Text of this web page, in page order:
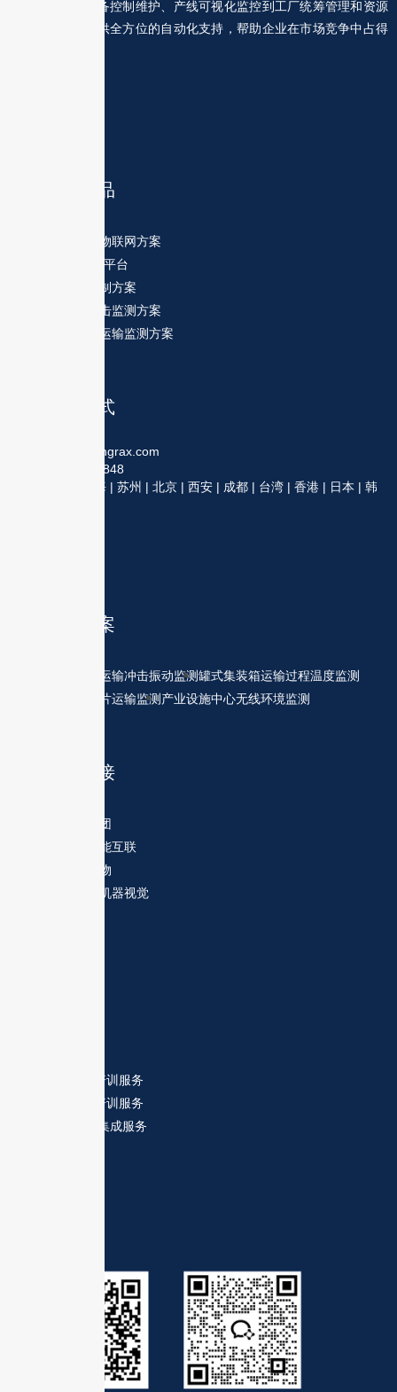
据采集监测、设备控制维护、产线可视化监控到工厂统筹管理和资源
规划，为客户提供全方位的自动化支持，帮助企业在市场竞争中占得
热门产品
一站式物联网方案
SCADA平台
运动控制方案
运输冲击监测方案
经济型运输监测方案
联系方式
sales@hongrax.com
400-999-3848
分部：上海 | 苏州 | 北京 | 西安 | 成都 | 台湾 | 香港 | 日本 | 韩
探索方案
变压器运输冲击振动监测罐式集装箱运输过程温度监测
风电叶片运输监测 产业设施中心无线环境监测
友情链接
虹科集团
虹科智能互联
点成生物
友思特机器视觉
硬件产品培训服务
软件产品培训服务
二次开发/集成服务